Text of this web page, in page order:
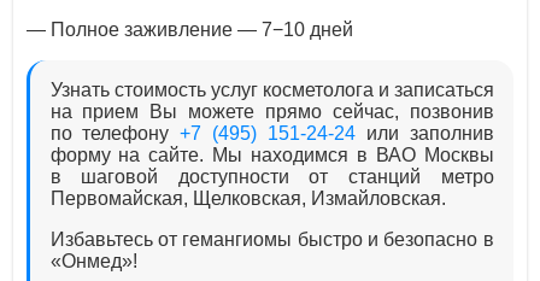
— Полное заживление — 7−10 дней
Узнать стоимость услуг косметолога и записаться
на прием Вы можете прямо сейчас, позвонив
по телефону+7 (495) 151-24-24или заполнив
форму на сайте. Мы находимся в ВАО Москвы
в шаговой доступности от станций метро
Первомайская, Щелковская, Измайловская.
Избавьтесь от гемангиомы быстро и безопасно в
«Онмед»!